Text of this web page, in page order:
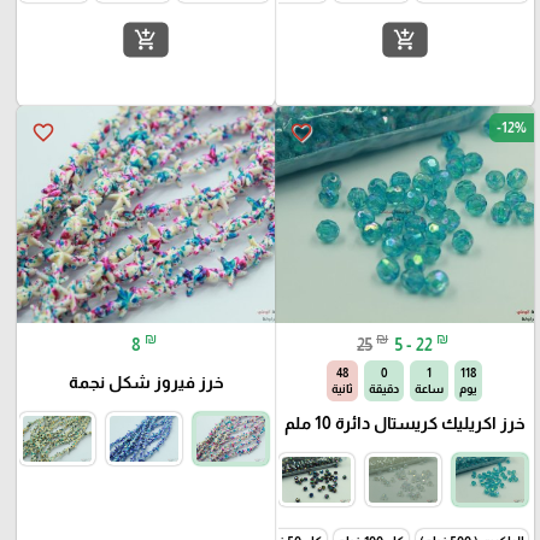
add_shopping_cart
add_shopping_cart
favorite_border -12%
25 ₪ 5 - 22 ₪
118
يوم
1
ساعة
0
دقيقة
47
ثانية
خرز اكريليك كريستال دائرة 10 ملم
favorite_border
8 ₪
خرز فيروز شكل نجمة